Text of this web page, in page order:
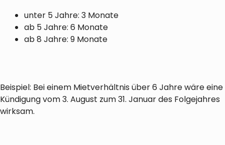
unter 5 Jahre: 3 Monate
ab 5 Jahre: 6 Monate
ab 8 Jahre: 9 Monate
Beispiel: Bei einem Mietverhältnis über 6 Jahre wäre eine
Kündigung vom 3. August zum 31. Januar des Folgejahres
wirksam.